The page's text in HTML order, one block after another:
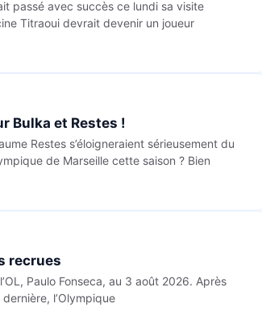
passé avec succès ce lundi sa visite
Titraoui devrait devenir un joueur
Bulka et Restes !
Restes s’éloigneraient sérieusement du
de Marseille cette saison ? Bien
recrues
Paulo Fonseca, au 3 août 2026. Après
l’Olympique